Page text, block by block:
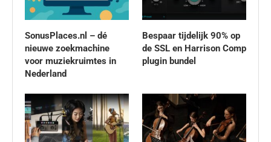
SonusPlaces.nl – dé
nieuwe zoekmachine
voor muziekruimtes in
Nederland
Bespaar tijdelijk 90% op
de SSL en Harrison Comp
plugin bundel